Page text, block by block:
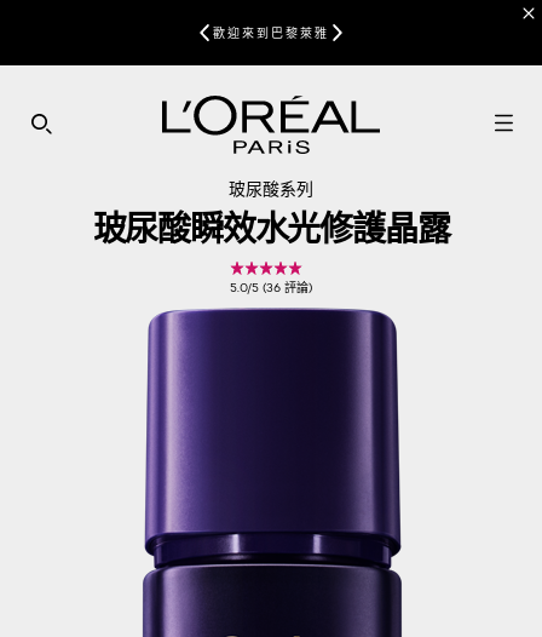
歡迎來到巴黎萊雅
SEARCH THIS SITE
玻尿酸系列
玻尿酸瞬效水光修護晶露
5.0/5 (36 評論)